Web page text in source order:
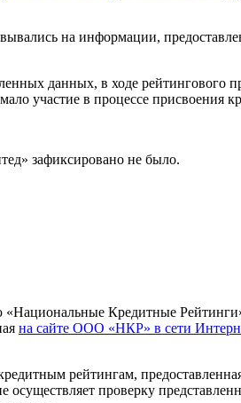
на информации,
данных, в ходе рейтингового
участие в процессе присвоения
зафиксировано не было.
«Национальные Кредитные
на сайте ООО «НКР» в сети
рейтингам,
проверку